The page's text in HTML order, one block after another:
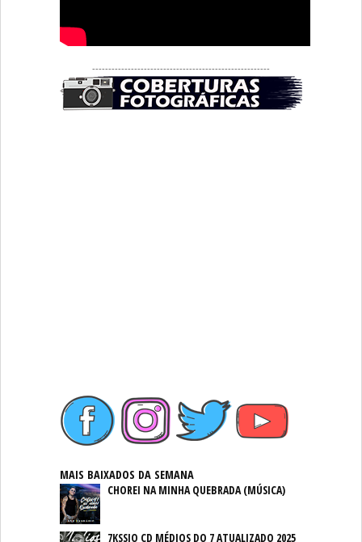
-------------------------------------------------------
MAIS BAIXADOS DA SEMANA
CHOREI NA MINHA QUEBRADA (MÚSICA)
7KSSIO CD MÉDIOS DO 7 ATUALIZADO 2025